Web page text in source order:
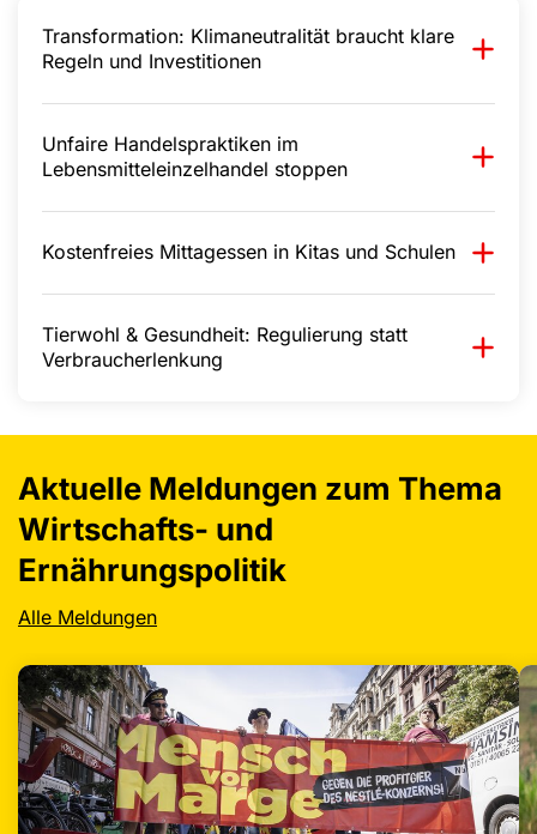
Transformation: Klimaneutralität braucht klare
Regeln und Investitionen
Unfaire Handelspraktiken im
Lebensmitteleinzelhandel stoppen
Kostenfreies Mittagessen in Kitas und Schulen
Tierwohl & Gesundheit: Regulierung statt
Verbraucherlenkung
Aktuelle Meldungen zum Thema
Wirtschafts- und
Ernährungspolitik
Alle Meldungen